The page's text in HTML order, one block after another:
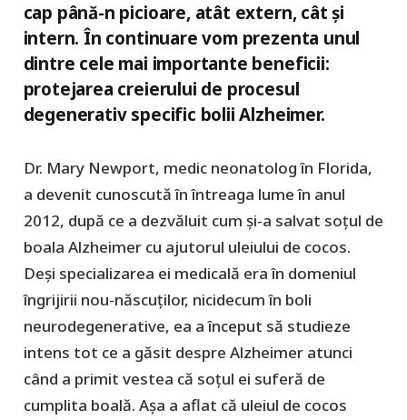
cap până-n picioare, atât extern, cât și
intern. În continuare vom prezenta unul
dintre cele mai importante beneficii:
protejarea creierului de procesul
degenerativ specific bolii Alzheimer.
Dr. Mary Newport, medic neonatolog în Florida,
a devenit cunoscută în întreaga lume în anul
2012, după ce a dezvăluit cum și-a salvat soțul de
boala Alzheimer cu ajutorul uleiului de cocos.
Deși specializarea ei medicală era în domeniul
îngrijirii nou-născuților, nicidecum în boli
neurodegenerative, ea a început să studieze
intens tot ce a găsit despre Alzheimer atunci
când a primit vestea că soțul ei suferă de
cumplita boală. Așa a aflat că uleiul de cocos